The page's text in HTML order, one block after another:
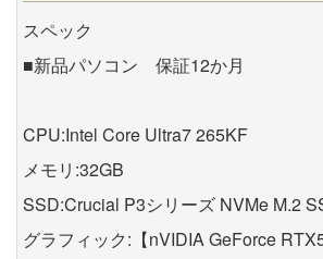
スペック
■新品パソコン 保証12か月
CPU:Intel Core Ultra7 265KF
メモリ:32GB
SSD:Crucial P3シリーズ NVMe M.2
グラフィック:【nVIDIA GeForce